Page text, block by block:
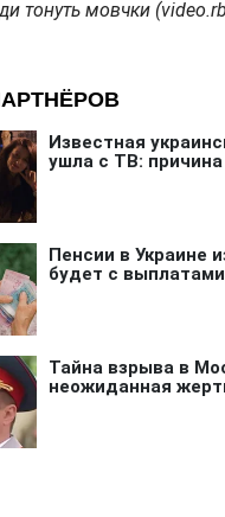
тонуть мовчки